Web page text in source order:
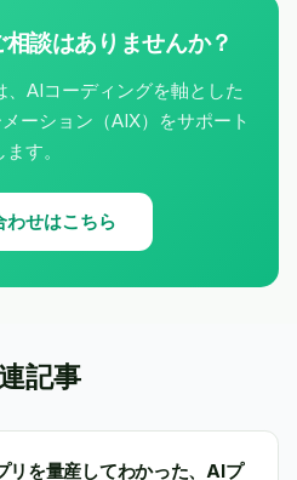
談はありませんか？
AIコーディングを軸とした
ーション（AIX）をサポート
ます。
わせはこちら
記事
を量産してわかった、AIプ